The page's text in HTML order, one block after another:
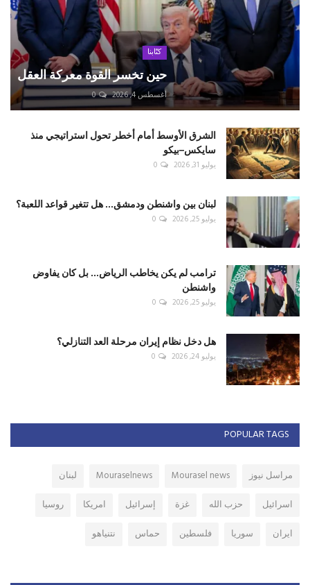
كتّابنا
حين تخسر القوة معركة العقل
أغسطس 4, 2026 0
الشرق الأوسط أمام أخطر تحول استراتيجي منذ
سايكس–بيكو
يوليو 31, 2026 0
لبنان بين واشنطن ودمشق... هل تتغير قواعد اللعبة؟
يوليو 25, 2026 0
ترامب لم يكن يخاطب الرياض... بل كان يفاوض
واشنطن
يوليو 25, 2026 0
هل دخل نظام إيران مرحلة العد التنازلي؟
يوليو 24, 2026 0
POPULAR TAGS
مراسل نيوز Mourasel news
Mouraselnews
لبنان
اسرائيل
حزب الله غزة إسرائيل امريكا
روسيا
ايران
سوريا فلسطين حماس نتنياهو